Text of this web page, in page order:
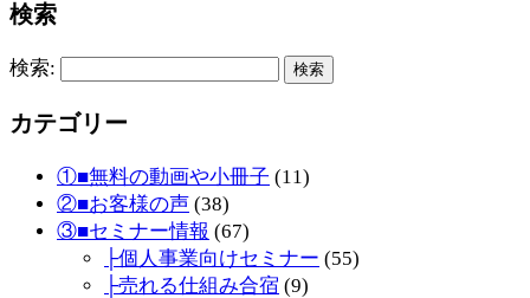
検索
検索:
カテゴリー
①■無料の動画や小冊子 (11)
②■お客様の声 (38)
③■セミナー情報 (67)
├個人事業向けセミナー (55)
├売れる仕組み合宿 (9)